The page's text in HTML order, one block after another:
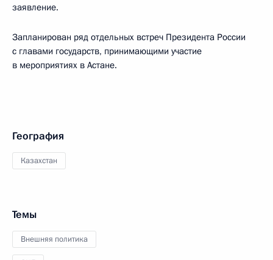
заявление.
Запланирован ряд отдельных встреч Президента России
с главами государств, принимающими участие
в мероприятиях в Астане.
География
Казахстан
Темы
Внешняя политика